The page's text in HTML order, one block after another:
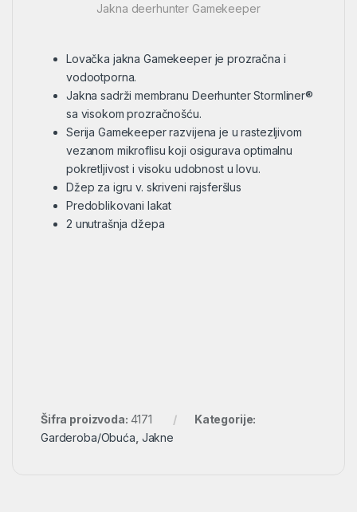
Jakna deerhunter Gamekeeper
Lovačka jakna Gamekeeper je prozračna i
vodootporna.
Jakna sadrži membranu Deerhunter Stormliner®
sa visokom prozračnošću.
Serija Gamekeeper razvijena je u rastezljivom
vezanom mikroflisu koji osigurava optimalnu
pokretljivost i visoku udobnost u lovu.
Džep za igru v. skriveni rajsferšlus
Predoblikovani lakat
2 unutrašnja džepa
Šifra proizvoda: 4171
Kategorije:
Garderoba/Obuća, Jakne